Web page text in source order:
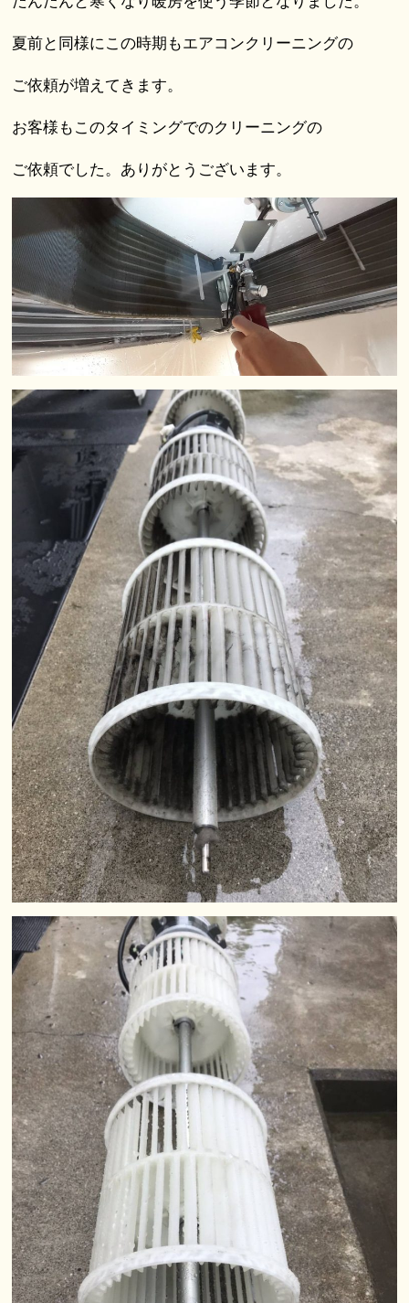
夏前と同様にこの時期もエアコンクリーニングの
ご依頼が増えてきます。
お客様もこのタイミングでのクリーニングの
ご依頼でした。ありがとうございます。